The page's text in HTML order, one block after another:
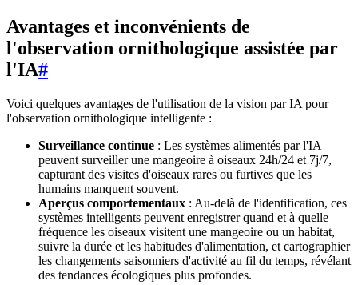
Avantages et inconvénients de
l'observation ornithologique assistée par
l'IA#
Voici quelques avantages de l'utilisation de la vision par IA pour
l'observation ornithologique intelligente :
Surveillance continue : Les systèmes alimentés par l'IA
peuvent surveiller une mangeoire à oiseaux 24h/24 et 7j/7,
capturant des visites d'oiseaux rares ou furtives que les
humains manquent souvent.
Aperçus comportementaux : Au-delà de l'identification, ces
systèmes intelligents peuvent enregistrer quand et à quelle
fréquence les oiseaux visitent une mangeoire ou un habitat,
suivre la durée et les habitudes d'alimentation, et cartographier
les changements saisonniers d'activité au fil du temps, révélant
des tendances écologiques plus profondes.